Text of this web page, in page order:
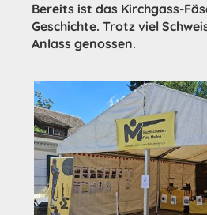
Bereits ist das Kirchgass-
Geschichte. Trotz viel
Anlass genossen.